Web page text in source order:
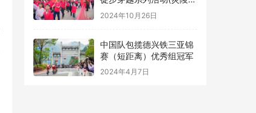
站) 举办
2024年10月26日
中国队包揽德兴铁三亚锦
赛（短距离）优秀组冠军
2024年4月7日